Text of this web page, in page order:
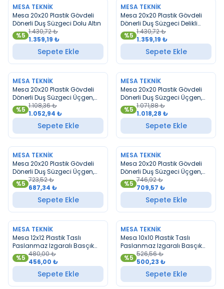
YENI
MESA TEKNIK
Mesa 20x20 Plastik Gövdeli
Dönerli Duş Süzgeci Dolu Altın
%5 1.430,72₺
1.359,19 ₺
Sepete Ekle
YENI
MESA TEKNIK
Mesa 20x20 Plastik Gövdeli
Dönerli Duş Süzgeci Delikli
Altın
%5 1.430,72₺
1.359,19 ₺
Sepete Ekle
YENI
MESA TEKNIK
Mesa 20x20 Plastik Gövdeli
Dönerli Duş Süzgeci Üçgen,
Delikli Altın
%5 1.108,36₺
1.052,94 ₺
Sepete Ekle
YENI
MESA TEKNIK
Mesa 20x20 Plastik Gövdeli
Dönerli Duş Süzgeci Üçgen,
Dolu Altın
%5 1.071,88₺
1.018,28 ₺
Sepete Ekle
YENI
MESA TEKNIK
Mesa 20x20 Plastik Gövdeli
Dönerli Duş Süzgeci Üçgen,
Dolu Krom
%5 723,52₺
687,34 ₺
Sepete Ekle
YENI
MESA TEKNIK
Mesa 20x20 Plastik Gövdeli
Dönerli Duş Süzgeci Üçgen,
Delikli Krom
%5 746,92₺
709,57 ₺
Sepete Ekle
YENI
MESA TEKNIK
Mesa 12x12 Plastik Taslı
Paslanmaz Izgaralı Basçık
Yer Sifonu
%5 480,00₺
456,00 ₺
Sepete Ekle
YENI
MESA TEKNIK
Mesa 10x10 Plastik Taslı
Paslanmaz Izgaralı Basçık
Yer Sifonu Altın
%5 526,56₺
500,23 ₺
Sepete Ekle